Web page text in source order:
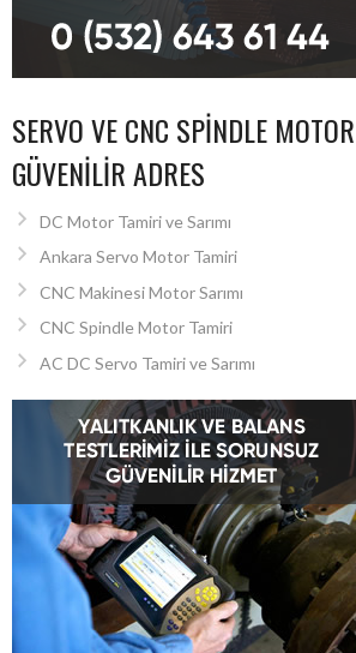
SERVO VE CNC SPINDLE
GÜVENILIR ADRES
DC Motor Tamiri ve Sarımı
Ankara Servo Motor Tamiri
CNC Makinesi Motor Sarımı
CNC Spindle Motor Tamiri
AC DC Servo Tamiri ve Sarımı